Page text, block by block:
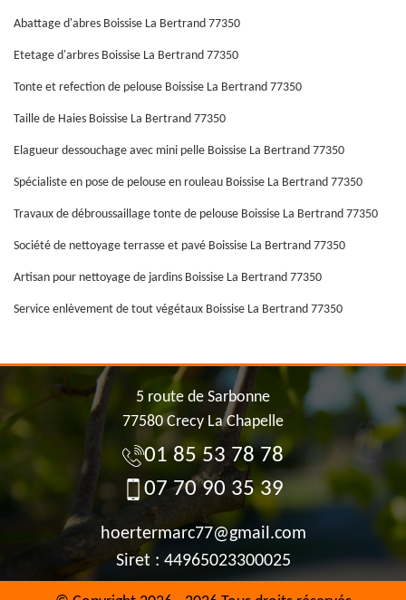
Abattage d'abres Boissise La Bertrand 77350
Etetage d'arbres Boissise La Bertrand 77350
Tonte et refection de pelouse Boissise La Bertrand 77350
Taille de Haies Boissise La Bertrand 77350
Elagueur dessouchage avec mini pelle Boissise La Bertrand 77350
Spécialiste en pose de pelouse en rouleau Boissise La Bertrand 77350
Travaux de débroussaillage tonte de pelouse Boissise La Bertrand 77350
Société de nettoyage terrasse et pavé Boissise La Bertrand 77350
Artisan pour nettoyage de jardins Boissise La Bertrand 77350
Service enlèvement de tout végétaux Boissise La Bertrand 77350
5 route de Sarbonne
77580 Crecy La Chapelle
01 85 53 78 78
07 70 90 35 39
hoertermarc77@gmail.com
Siret : 44965023300025